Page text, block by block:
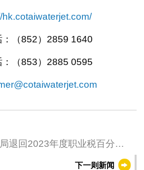
hk.cotaiwaterjet.com/
：（852）2859 1640
：（853）2885 0595
退回2023年度职业税百分之
下一则新闻